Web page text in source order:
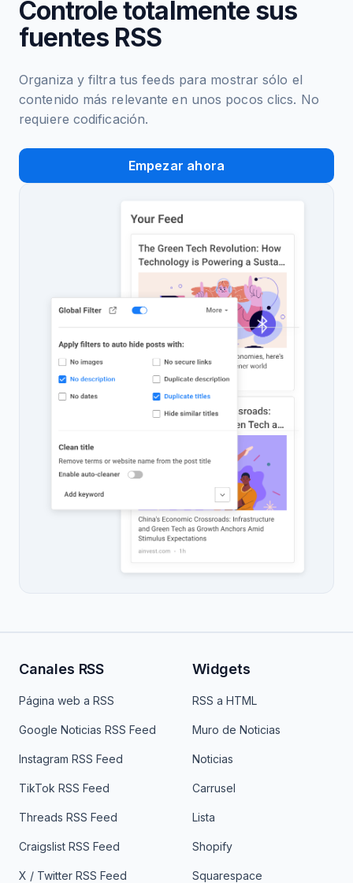
Controle totalmente sus
fuentes RSS
Organiza y filtra tus feeds para mostrar sólo el
contenido más relevante en unos pocos clics. No
requiere codificación.
Empezar ahora
Canales RSS
Página web a RSS
Google Noticias RSS Feed
Instagram RSS Feed
TikTok RSS Feed
Threads RSS Feed
Craigslist RSS Feed
X / Twitter RSS Feed
Widgets
RSS a HTML
Muro de Noticias
Noticias
Carrusel
Lista
Shopify
Squarespace